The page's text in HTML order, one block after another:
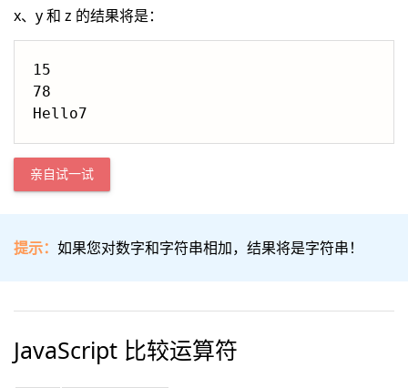
x、y 和 z 的结果将是：
15
78
亲自试一试
提示： 如果您对数字和字符串相加，结果将是字符串！
JavaScript 比较运算符